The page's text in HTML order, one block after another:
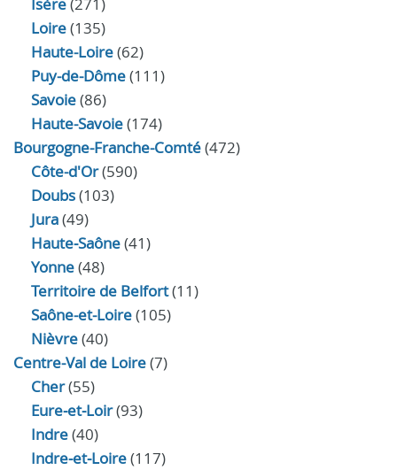
Loire(135)
Haute-Loire(62)
Puy-de-Dôme(111)
Savoie(86)
Haute-Savoie(174)
Bourgogne-Franche-Comté(472)
Côte-d'Or(590)
Doubs(103)
Jura(49)
Haute‑Saône(41)
Yonne(48)
Territoire de Belfort(11)
Saône-et-Loire(105)
Nièvre(40)
Centre-Val de Loire(7)
Cher(55)
Eure‑et‑Loir(93)
Indre(40)
Indre‑et‑Loire(117)